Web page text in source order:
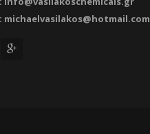
michaelvasilakos@hotmail.com